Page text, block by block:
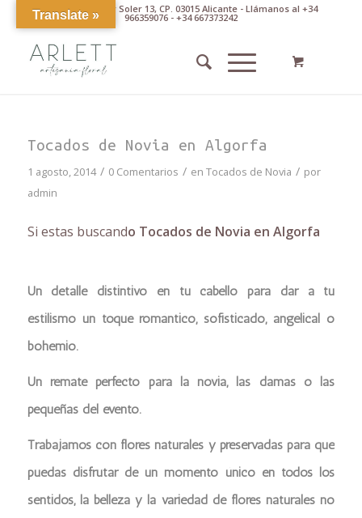
Av. Pintor Xavier Soler 13, CP. 03015 Alicante - Llámanos al +34
966359076 - +34 667373242
Tocados de Novia en Algorfa
1 agosto, 2014 / 0 Comentarios / en Tocados de Novia / por
admin
Si estas buscando Tocados de Novia en Algorfa
Un detalle distintivo en tu cabello para dar a tu
estilismo un toque romántico, sofisticado, angelical o
bohemio.
Un remate perfecto para la novia, las damas o las
pequeñas del evento.
Trabajamos con flores naturales y preservadas para que
puedas disfrutar de un momento único en todos los
sentidos, la belleza y la variedad de flores naturales no
Translate »